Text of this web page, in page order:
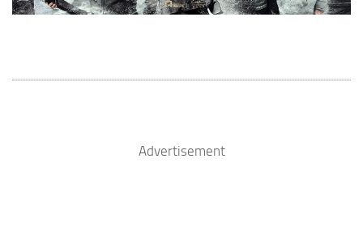
Advertisement